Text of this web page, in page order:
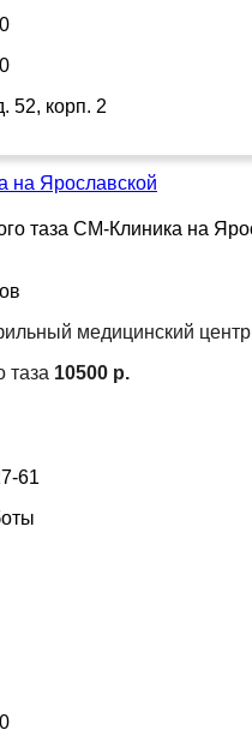
52, корп. 2
на Ярославской
медицинский центр
таза 10500 р.
61